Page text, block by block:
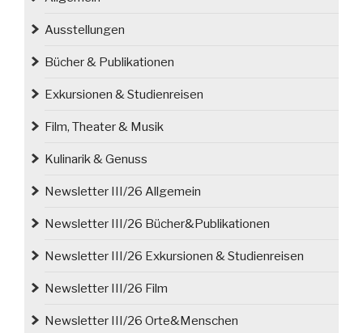
nie
abgeschlossen“
Ausstellungen
Bücher & Publikationen
Exkursionen & Studienreisen
Film, Theater & Musik
Kulinarik & Genuss
Newsletter III/26 Allgemein
Newsletter III/26 Bücher&Publikationen
Newsletter III/26 Exkursionen & Studienreisen
Newsletter III/26 Film
Newsletter III/26 Orte&Menschen